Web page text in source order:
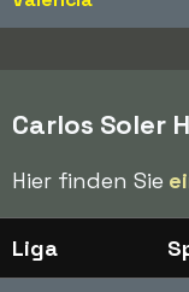
Carlos Soler
Hier finden Sie
Liga